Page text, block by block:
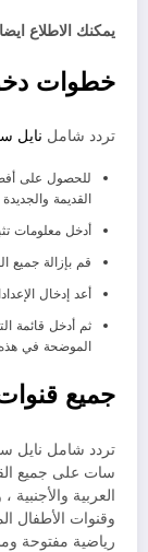
يمكنك الاطلاع
خطوات
تردد شامل نايل
للحصول على
القديمة
أدخل معلومات
قم بإزالة جميع
أعد إدخال
الموضحة في هذه
جميع
تردد شامل نايل
سات على جميع
العربية والأجنبية
وقنوات الأطفال
رياضية مفتوحة